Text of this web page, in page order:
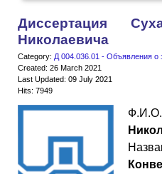
Диссертация
Николаевича
Category: Д 004.036.01 - Объявления о
Created: 26 March 2021
Last Updated: 09 July 2021
Hits: 7949